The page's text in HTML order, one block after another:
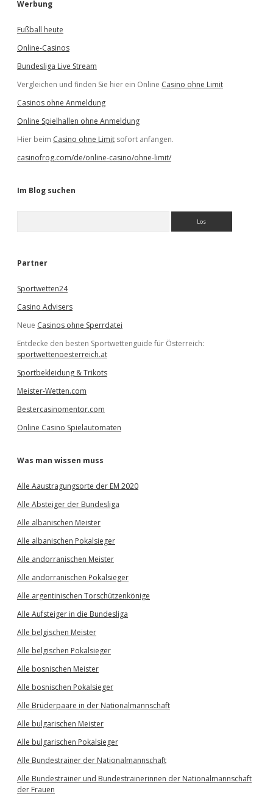
Werbung
Fußball heute
Online-Casinos
Bundesliga Live Stream
Vergleichen und finden Sie hier ein Online Casino ohne Limit
Casinos ohne Anmeldung
Online Spielhallen ohne Anmeldung
Hier beim Casino ohne Limit sofort anfangen.
casinofrog.com/de/online-casino/ohne-limit/
Im Blog suchen
e
Partner
Sportwetten24
Casino Advisers
Neue Casinos ohne Sperrdatei
Entdecke den besten Sportwettenguide für Österreich:
sportwettenoesterreich.at
Sportbekleidung & Trikots
Meister-Wetten.com
Bestercasinomentor.com
Online Casino Spielautomaten
Was man wissen muss
Alle Aaustragungsorte der EM 2020
Alle Absteiger der Bundesliga
Alle albanischen Meister
Alle albanischen Pokalsieger
Alle andorranischen Meister
Alle andorranischen Pokalsieger
Alle argentinischen Torschützenkönige
Alle Aufsteiger in die Bundesliga
Alle belgischen Meister
Alle belgischen Pokalsieger
Alle bosnischen Meister
Alle bosnischen Pokalsieger
Alle Brüderpaare in der Nationalmannschaft
Alle bulgarischen Meister
Alle bulgarischen Pokalsieger
Alle Bundestrainer der Nationalmannschaft
Alle Bundestrainer und Bundestrainerinnen der Nationalmannschaft
der Frauen